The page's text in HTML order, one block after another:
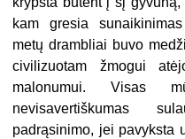
kam gresia
metų drambliai buvo
civilizuotam žmogui
malonumui. Visas
nevisavertiškumas
padrąsinimo, jei pavyksta